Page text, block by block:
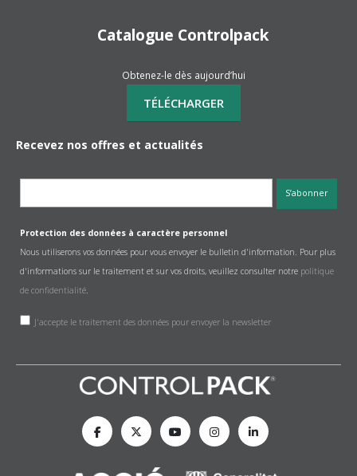
Recevez nos offres et actualités
Protection des données à caractère personnel
Nous utiliserons vos données pour vous envoyer le bulletin d'information. Pour plus
d'informations sur le traitement et sur vos droits, veuillez consulter notre politique
de confidentialité.
J'accepte le traitement des données pour envoyer la newsletter
Catalogue Controlpack
Obtenez-le dès aujourd’hui